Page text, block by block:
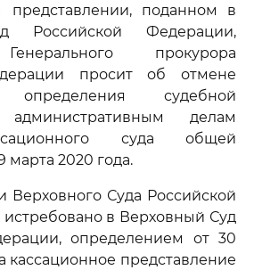
представлении, поданном в
Российской Федерации,
прокурора
просит об отмене
определения судебной
делам
суда общей
марта 2020 года.
Верховного Суда Российской
в Верховный Суд
определением от 30
кассационное представление